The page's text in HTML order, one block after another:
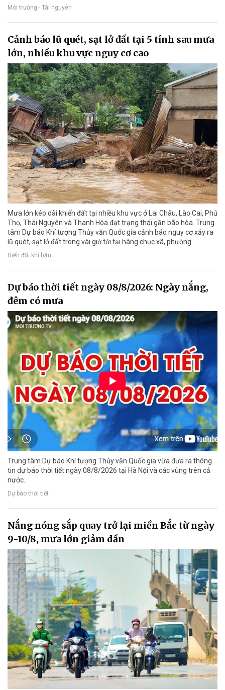
Môi trường - Tài nguyên
Cảnh báo lũ quét, sạt lở đất tại 5 tỉnh sau mưa
lớn, nhiều khu vực nguy cơ cao
Mưa lớn kéo dài khiến đất tại nhiều khu vực ở Lai Châu, Lào Cai, Phú
Thọ, Thái Nguyên và Thanh Hóa đạt trạng thái gần bão hòa. Trung
tâm Dự báo Khí tượng Thủy văn Quốc gia cảnh báo nguy cơ xảy ra
lũ quét, sạt lở đất trong vài giờ tới tại hàng chục xã, phường.
Biến đổi khí hậu
Dự báo thời tiết ngày 08/8/2026: Ngày nắng,
đêm có mưa
Trung tâm Dự báo Khí tượng Thủy văn Quốc gia vừa đưa ra thông
tin dự báo thời tiết ngày 08/8/2026 tại Hà Nội và các vùng trên cả
nước.
Dự báo thời tiết
Nắng nóng sắp quay trở lại miền Bắc từ ngày
9-10/8, mưa lớn giảm dần